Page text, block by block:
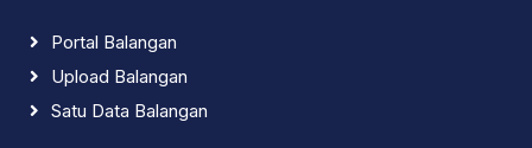
Portal Balangan
Upload Balangan
Satu Data Balangan